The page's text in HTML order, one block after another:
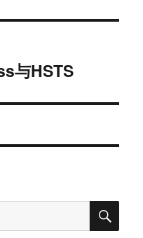
与HSTS
搜